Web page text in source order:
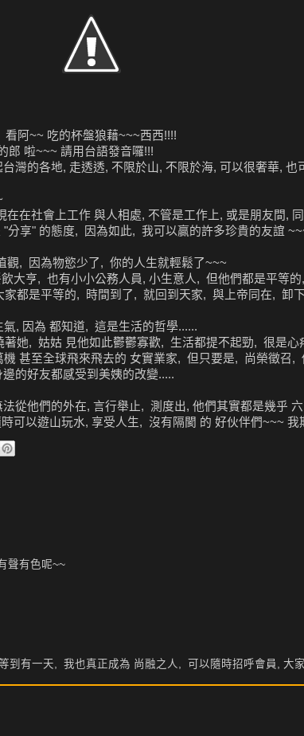
看阿~~ 吃的杯盤狼藉~~~西西!!!!
郎 啦~~~ 請用台語發音囉!!!
灣的各地, 走透透, 不限於山, 不限於海, 可以很奢華, 也
在社會上工作 與人相處, 不管是工作上, 或是朋友間,
享" 的態度, 因為如此, 我可以贏的許多珍貴的友誼
, 因為物慾少了, 你的人生就輕鬆了~~~
大亨, 也有小小公務人員, 小生意人, 但他們都是平等
都是平等的, 時間到了, 就回到天家, 與上帝同在, 卸
, 因為 都知道, 這是生活的哲學......
她, 姑姑 見他如此鬱鬱寡歡, 生活都提不起勁, 很是
甚至全球飛來飛去的 女實業家, 但只要是, 尚榮徵召
的好友都感受到美姨的改變.....
從他們的外在, 言行舉止, 測度出, 他們其實都是幾乎
可以遊山玩水, 享受人生, 沒有隔閡 的 好伙伴們~~~ 我
聲有色呢~~
到有一天, 我也真正成為 尚融之人, 可以隨時招呼會員, 大